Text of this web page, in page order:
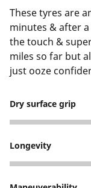
These tyres are
minutes & after
the touch &
miles so far but
just ooze
Dry surface grip
5
Longevity
5